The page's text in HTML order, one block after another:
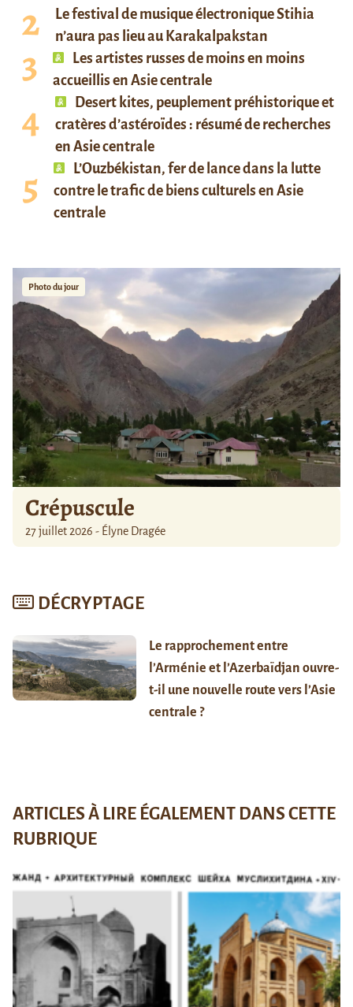
Le festival de musique électronique Stihia
n’aura pas lieu au Karakalpakstan
Les artistes russes de moins en moins
accueillis en Asie centrale
Desert kites, peuplement préhistorique et
cratères d’astéroïdes : résumé de recherches
en Asie centrale
L’Ouzbékistan, fer de lance dans la lutte
contre le trafic de biens culturels en Asie
centrale
Photo du jour
Crépuscule
27 juillet 2026 - Élyne Dragée
DÉCRYPTAGE
Le rapprochement entre
l’Arménie et l’Azerbaïdjan ouvre-
t-il une nouvelle route vers l’Asie
centrale ?
ARTICLES À LIRE ÉGALEMENT DANS CETTE
RUBRIQUE